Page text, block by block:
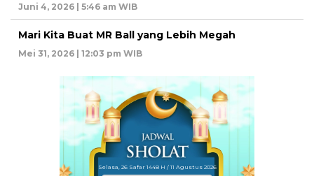
Juni 4, 2026 | 5:46 am WIB
Mari Kita Buat MR Ball yang Lebih Megah
Mei 31, 2026 | 12:03 pm WIB
Selasa, 26 Safar 1448 H / 11 Agustus 2026